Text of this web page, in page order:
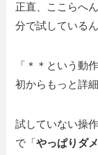
正直、ここらへ
分で試している
「＊＊という動
初からもっと詳
試していない操
で「やっぱりダ